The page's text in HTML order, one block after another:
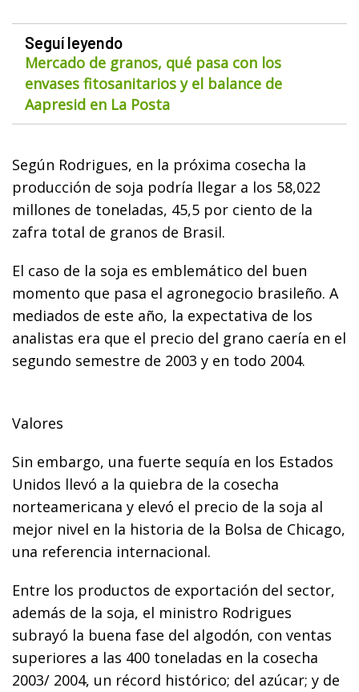
Seguí leyendo
Mercado de granos, qué pasa con los
envases fitosanitarios y el balance de
Aapresid en La Posta
Según Rodrigues, en la próxima cosecha la
producción de soja podría llegar a los 58,022
millones de toneladas, 45,5 por ciento de la
zafra total de granos de Brasil.
El caso de la soja es emblemático del buen
momento que pasa el agronegocio brasileño. A
mediados de este año, la expectativa de los
analistas era que el precio del grano caería en el
segundo semestre de 2003 y en todo 2004.
Valores
Sin embargo, una fuerte sequía en los Estados
Unidos llevó a la quiebra de la cosecha
norteamericana y elevó el precio de la soja al
mejor nivel en la historia de la Bolsa de Chicago,
una referencia internacional.
Entre los productos de exportación del sector,
además de la soja, el ministro Rodrigues
subrayó la buena fase del algodón, con ventas
superiores a las 400 toneladas en la cosecha
2003/ 2004, un récord histórico; del azúcar; y de